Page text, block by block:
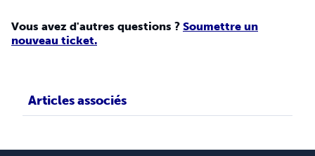
Vous avez d'autres questions ? Soumettre un
nouveau ticket.
Articles associés